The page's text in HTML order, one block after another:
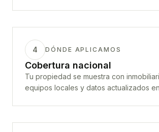
4 DÓNDE APLICAMOS
Cobertura nacional
Tu propiedad se muestra con
equipos locales y datos actualizados